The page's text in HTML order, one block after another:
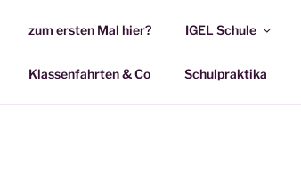
zum ersten Mal hier? IGEL Schule
Klassenfahrten & Co Schulpraktika